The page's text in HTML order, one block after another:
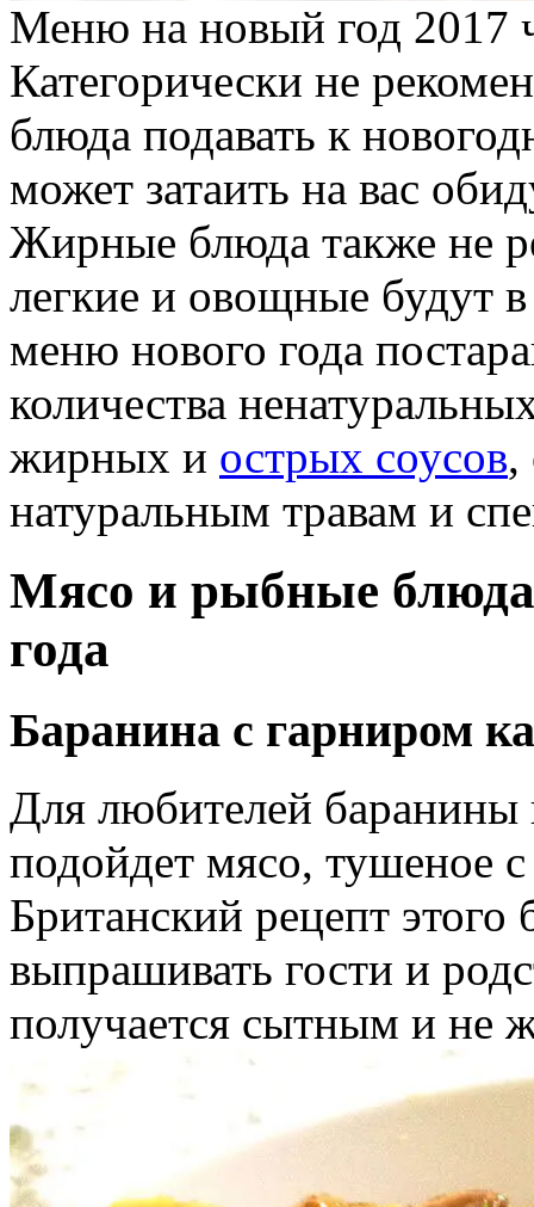
Меню на новый год 2017
Категорически не
блюда подавать к
может затаить на вас
Жирные блюда также не
легкие и овощные будут
меню нового года
количества
жирных и острых соусов,
натуральным травам и
Мясо и рыбные блюда
года
Баранина с гарниром
Для любителей баранины
подойдет мясо, тушеное
Британский рецепт
выпрашивать гости и
получается сытным и не